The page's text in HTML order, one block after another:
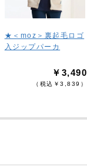
★＜moz＞裏起毛ロゴ
入ジップパーカ
￥3,490
（税込￥3,839）